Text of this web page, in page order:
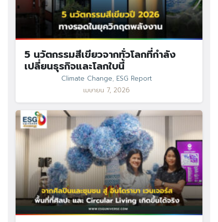
5 นวัตกรรมสีเขียวจากทั่วโลกที่กำลัง
เปลี่ยนธุรกิจและโลกใบนี้
Climate Change, ESG Report
เมษายน 7, 2026